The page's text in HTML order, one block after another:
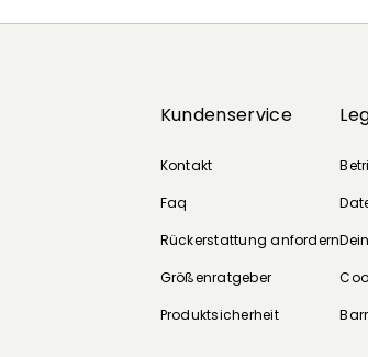
Kundenservice
Kontakt
Faq
Rückerstattung anfordern
Größenratgeber
Produktsicherheit